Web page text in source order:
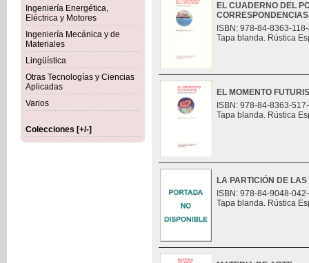
Ingeniería Energética,
Eléctrica y Motores
Ingeniería Mecánica y de
Materiales
Lingüística
Otras Tecnologías y Ciencias
Aplicadas
Varios
Colecciones [+/-]
EL CUADERNO DEL
ISBN: 978-84-8363-
Tapa blanda. Rústica
EL MOMENTO
ISBN: 978-84-8363-
Tapa blanda. Rústica
LA PARTICIÓN DE
ISBN: 978-84-9048-
Tapa blanda. Rústica